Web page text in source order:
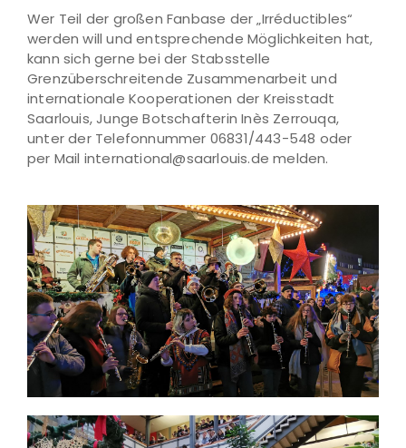
Wer Teil der großen Fanbase der „Irréductibles“
werden will und entsprechende Möglichkeiten hat,
kann sich gerne bei der Stabsstelle
Grenzüberschreitende Zusammenarbeit und
internationale Kooperationen der Kreisstadt
Saarlouis, Junge Botschafterin Inès Zerrouqa,
unter der Telefonnummer 06831/443-548 oder
per Mail international@saarlouis.de melden.